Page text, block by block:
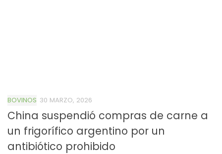
BOVINOS 30 MARZO, 2026
China suspendió compras de carne a
un frigorífico argentino por un
antibiótico prohibido